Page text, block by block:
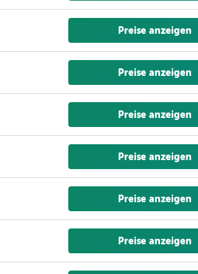
Preise anzeigen
Preise anzeigen
Preise anzeigen
Preise anzeigen
Preise anzeigen
Preise anzeigen